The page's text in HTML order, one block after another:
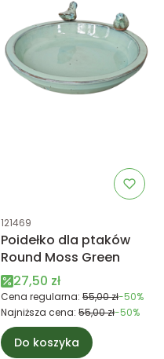
Kod produktu
121469
Poidełko dla ptaków
Round Moss Green
Cena promocyjna
27,50 zł
Cena regularna: 55,00 zł-50%
Najniższa cena: 55,00 zł-50%
Do koszyka